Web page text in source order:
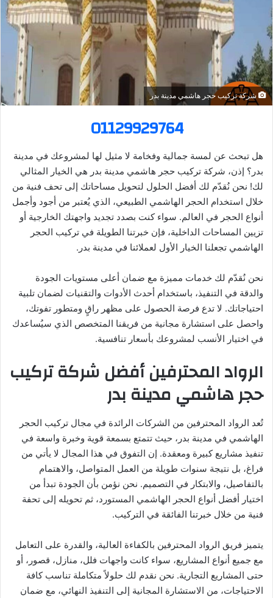
ي
ك
ت
ي
ا
شركة تركيب حجر هاشمي مدينة بدر
01129929764
هل تبحث عن لمسة جمالية وفخامة لا مثيل لها لمشروعك في مدينة
بدر؟ إذن، شركة تركيب حجر هاشمي مدينة بدر هي الخيار المثالي
لك! نحن نُقدّم لك أفضل الحلول لتحويل مساحاتك إلى تحف فنية من
خلال استخدام الحجر الهاشمي الطبيعي، الذي يُعتبر من أجود وأجمل
أنواع الحجر في العالم. سواء كنت بصدد تجديد واجهتك الخارجية أو
تزيين المساحات الداخلية، فإن خبرتنا الطويلة في تركيب الحجر
الهاشمي تجعلنا الخيار الأول لعملائنا في مدينة بدر.
نحن نُقدّم لك خدمات مميزة مع ضمان أعلى مستويات الجودة
والدقة في التنفيذ، باستخدام أحدث الأدوات والتقنيات لضمان تلبية
احتياجاتك. لا تدع فرصة الحصول على مظهر راقٍ ومتطور تفوتك،
واحصل على استشارة مجانية من فريقنا المتخصص الذي سيُساعدك
في اختيار الأنسب لمشروعك بأسعار تنافسية.
الرواد المحترفين أفضل شركة تركيب
حجر هاشمي مدينة بدر
تُعد الرواد المحترفين من الشركات الرائدة في مجال تركيب الحجر
الهاشمي في مدينة بدر، حيث تتمتع بسمعة قوية وخبرة واسعة في
تنفيذ مشاريع كبيرة ومعقدة. إن التفوق في هذا المجال لا يأتي من
فراغ، بل نتيجة سنوات طويلة من العمل المتواصل، والاهتمام
بالتفاصيل، والابتكار في التصميم. نحن نؤمن بأن الجودة تبدأ من
اختيار أفضل أنواع الحجر الهاشمي المستورد، ثم تحويله إلى تحفة
فنية من خلال خبرتنا الفائقة في التركيب.
يتميز فريق الرواد المحترفين بالكفاءة العالية، والقدرة على التعامل
مع جميع أنواع المشاريع، سواء كانت واجهات فلل، منازل، قصور، أو
حتى المشاريع التجارية. نحن نقدم لك حلولاً متكاملة تناسب كافة
الاحتياجات، من الاستشارة المجانية إلى التنفيذ النهائي، مع ضمان